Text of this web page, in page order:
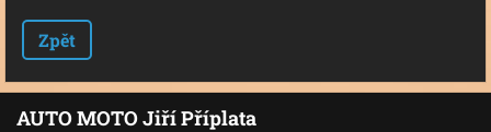
Zpět
AUTO MOTO Jiří Příplata